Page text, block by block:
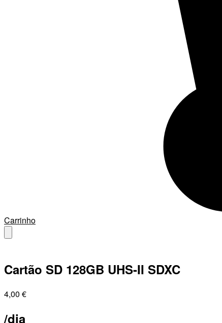
Carrinho
Cartão SD 128GB UHS-II SDXC
4,00 €
/dia